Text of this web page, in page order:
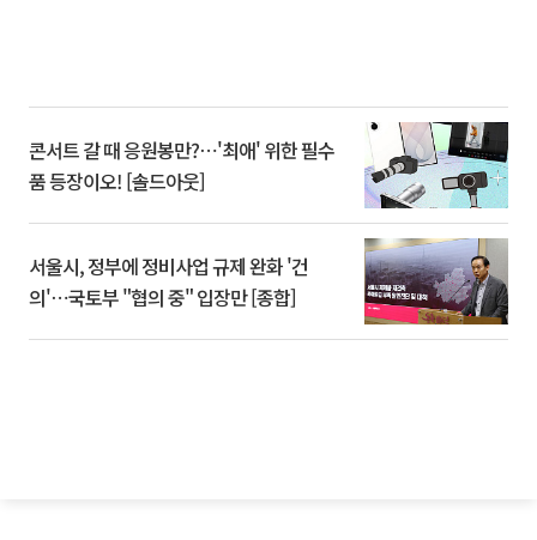
콘서트 갈 때 응원봉만?⋯'최애' 위한 필수
품 등장이오! [솔드아웃]
서울시, 정부에 정비사업 규제 완화 '건
의'⋯국토부 "협의 중" 입장만 [종합]